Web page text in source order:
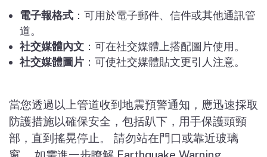
電子報格式 ：可用於電子郵件、信件或其他通訊管
道。
社交媒體內文 ：可在社交媒體上搭配圖片使用。
社交媒體圖片 ：可使社交媒體貼文更引人注意。
當您透過以上管道收到地震預警通知，應迅速採取
防護措施以確保安全，包括趴下，用手保護頭頸
部，直到搖晃停止。 請勿站在門口或靠近玻璃